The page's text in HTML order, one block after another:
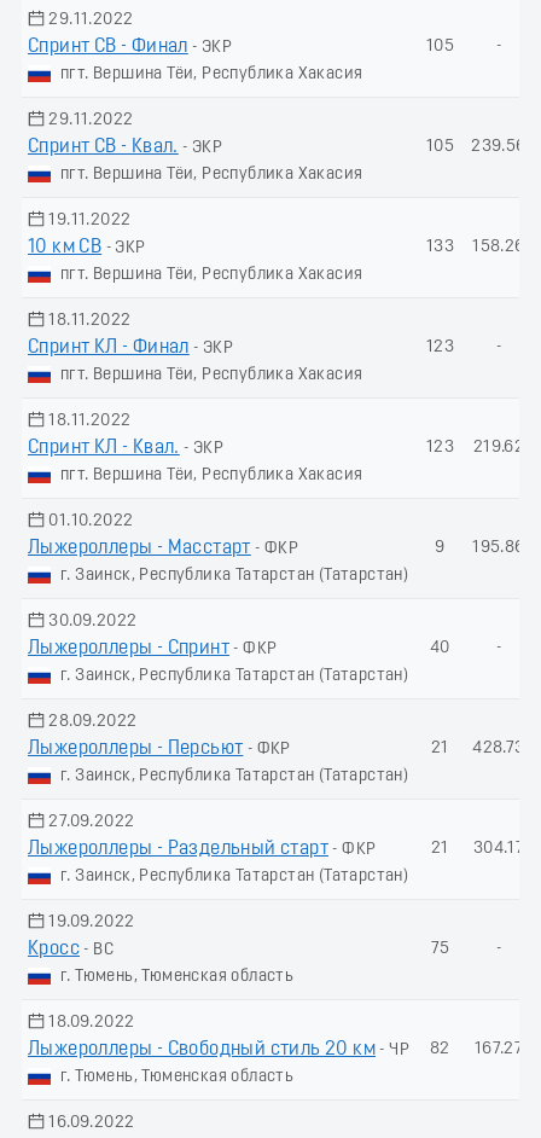
29.11.2022
Спринт СВ - Финал - ЭКР
пгт. Вершина Тёи, Республика Хакасия
105 -
29.11.2022
Спринт СВ - Квал. - ЭКР
пгт. Вершина Тёи, Республика Хакасия
105 239.56
19.11.2022
10 км СВ - ЭКР
пгт. Вершина Тёи, Республика Хакасия
133 158.26
18.11.2022
Спринт КЛ - Финал - ЭКР
пгт. Вершина Тёи, Республика Хакасия
123 -
18.11.2022
Спринт КЛ - Квал. - ЭКР
пгт. Вершина Тёи, Республика Хакасия
123 219.62
01.10.2022
Лыжероллеры - Масстарт - ФКР
г. Заинск, Республика Татарстан (Татарстан)
9 195.86
30.09.2022
Лыжероллеры - Спринт - ФКР
г. Заинск, Республика Татарстан (Татарстан)
40 -
28.09.2022
Лыжероллеры - Пеpсьют - ФКР
г. Заинск, Республика Татарстан (Татарстан)
21 428.73
27.09.2022
Лыжероллеры - Раздельный старт - ФКР
г. Заинск, Республика Татарстан (Татарстан)
21 304.17
19.09.2022
Кросс - ВС
г. Тюмень, Тюменская область
75 -
18.09.2022
Лыжероллеры - Свободный стиль 20 км - ЧР
г. Тюмень, Тюменская область
82 167.27
16.09.2022